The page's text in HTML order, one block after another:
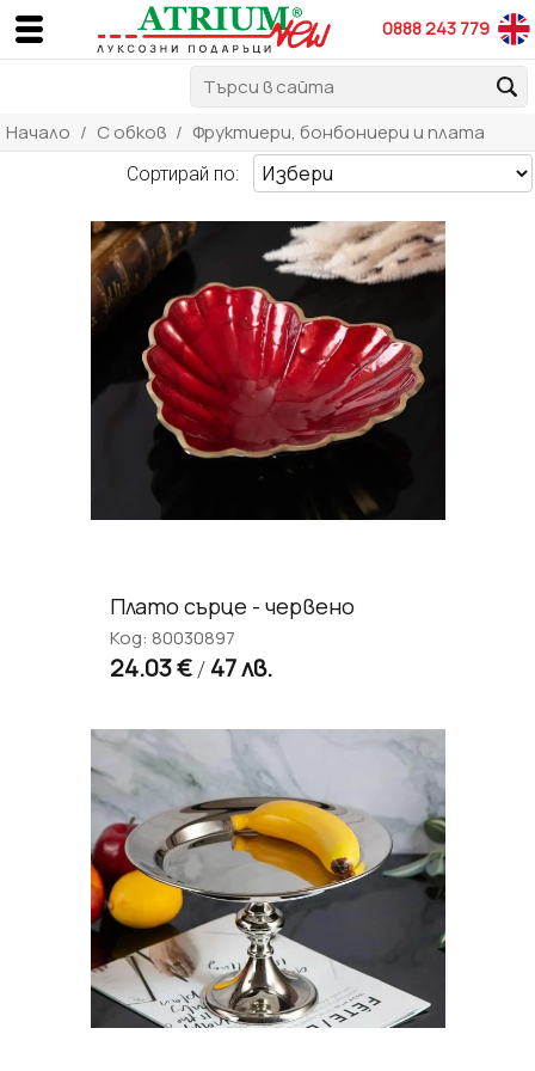
0888 243 779
Начало С обков Фруктиери, бонбониери и плата
Сортирай по:
Плато сърце - червено
Код: 80030897
24.03 €/ 47 лв.